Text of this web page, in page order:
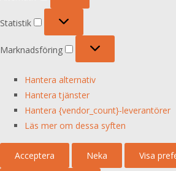
Statistik
Marknadsföring
Hantera alternativ
Hantera tjänster
Hantera {vendor_count}-leverantörer
Läs mer om dessa syften
Acceptera Neka Visa